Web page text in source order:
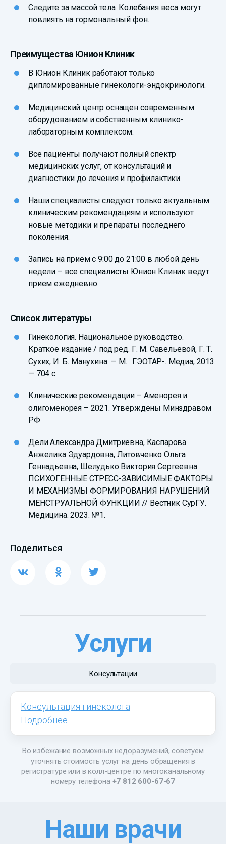
Следите за массой тела. Колебания веса могут
повлиять на гормональный фон.
Преимущества Юнион Клиник
В Юнион Клиник работают только
дипломированные гинекологи-эндокринологи.
Медицинский центр оснащен современным
оборудованием и собственным клинико-
лабораторным комплексом.
Все пациенты получают полный спектр
медицинских услуг, от консультаций и
диагностики до лечения и профилактики.
Наши специалисты следуют только актуальным
клиническим рекомендациям и используют
новые методики и препараты последнего
поколения.
Запись на прием с 9:00 до 21:00 в любой день
недели – все специалисты Юнион Клиник ведут
прием ежедневно.
Список литературы
Гинекология. Национальное руководство.
Краткое издание / под ред. Г. М. Савельевой, Г. Т.
Сухих, И. Б. Манухина. — М. : ГЭОТАР-. Медиа, 2013.
— 704 с.
Клинические рекомендации – Аменорея и
олигоменорея – 2021. Утверждены Минздравом
РФ
Дели Александра Дмитриевна, Каспарова
Анжелика Эдуардовна, Литовченко Ольга
Геннадьевна, Шелудько Виктория Сергеевна
ПСИХОГЕННЫЕ СТРЕСС-ЗАВИСИМЫЕ ФАКТОРЫ
И МЕХАНИЗМЫ ФОРМИРОВАНИЯ НАРУШЕНИЙ
МЕНСТРУАЛЬНОЙ ФУНКЦИИ // Вестник СурГУ.
Медицина. 2023. №1.
Поделиться
Услуги
Консультации
Консультация гинеколога
Подробнее
Во избежание возможных недоразумений, советуем
уточнять стоимость услуг на день обращения в
регистратуре или в колл-центре по многоканальному
номеру телефона +7 812 600-67-67
Наши врачи